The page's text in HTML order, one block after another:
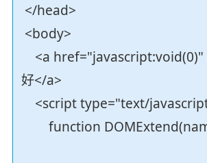
</head>
<body>
<a href="javascript:void(0)"
好</a>
<script type="text/
function